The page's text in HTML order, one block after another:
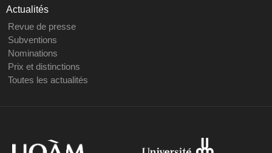
Actualités
Revue de presse
Subventions
Nominations
Prix et distinctions
Toutes les actualités